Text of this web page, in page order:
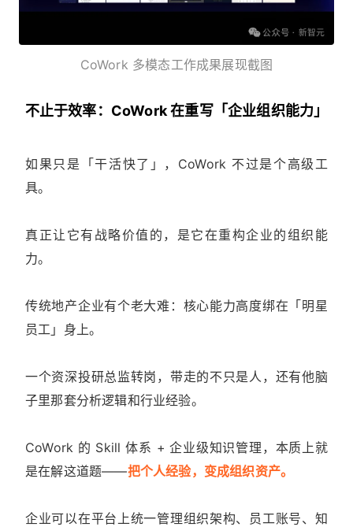
CoWork 多模态工作成果展现截图
不止于效率：CoWork 在重写「企业组织能力」
如果只是「干活快了」，CoWork 不过是个高级工
具。
真正让它有战略价值的，是它在重构企业的组织能
力。
传统地产企业有个老大难：核心能力高度绑在「明星
员工」身上。
一个资深投研总监转岗，带走的不只是人，还有他脑
子里那套分析逻辑和行业经验。
CoWork 的 Skill 体系 + 企业级知识管理，本质上就
是在解这道题——把个人经验，变成组织资产。
企业可以在平台上统一管理组织架构、员工账号、知